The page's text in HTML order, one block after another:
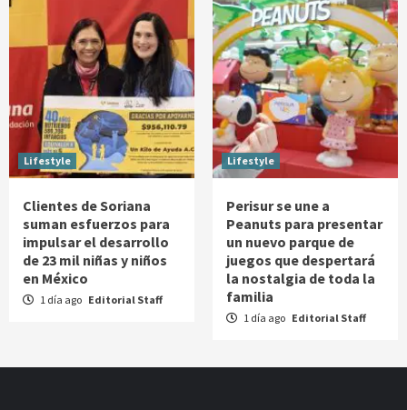
Lifestyle
Clientes de Soriana
suman esfuerzos para
impulsar el desarrollo
de 23 mil niñas y niños
en México
1 día ago Editorial Staff
Lifestyle
Perisur se une a
Peanuts para presentar
un nuevo parque de
juegos que despertará
la nostalgia de toda la
familia
1 día ago Editorial Staff